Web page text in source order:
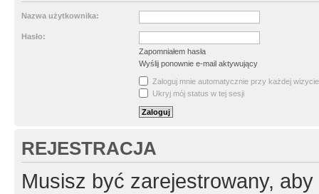
Nazwa użytkownika:
Hasło:
Zapomniałem hasła
Wyślij ponownie e-mail aktywujący
Zaloguj mnie automatycznie przy każdej wizycie
Ukryj mój status w tej sesji
REJESTRACJA
Musisz być zarejestrowany,